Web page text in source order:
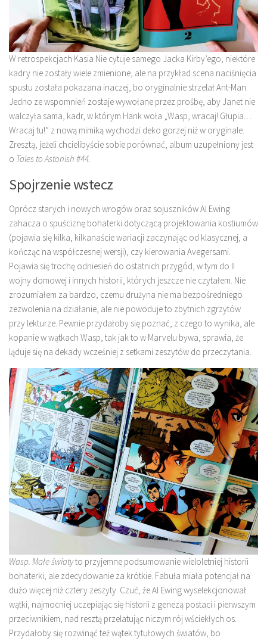
W retrospekcjach Kasia Nie cytuje samego Jacka Kirby’ego, niektóre
kadry nie zostały wiele zmienione, ale na przykład scena naciśnięcia
spustu została pokazana inaczej, bo oryginalnie strzelał Ant-Man.
Jedno ze wspomnień zostaje wywołane przez prośbę, aby Janet nie
walczyła sama, kadr, w którym Hank woła „Wasp, wracaj! Głupia…
Wracaj tu!” z nową mimiką wychodzi deko gorzej niż w oryginale.
Zresztą, jeżeli chcielibyście sobie porównać, album uzupełniony jest
o Tales to Astonish #44
Spojrzenie wstecz
Oprócz starych i nowych wrogów oraz sojuszników Al Ewing
zahacza o spuściznę bohaterki dotyczącą projektowania kostiumów
(pojawia się kilka, kilkanaście wariacji zaczynając od klasycznej, a
kończąc na współczesnej wersji), czy kierowania Avegersami.
Pojawia się trochę odniesień do ostatnich przygód, w tym do II
wojny domowej i innych historii, których jeszcze nie czytałem. Nie
zrozumiałem za bardzo, czemu drużyna nie ma bezpośredniego
zezwolenia na działanie, ale nie powoduje to zbytnich zgrzytów
przy lekturze. Pewnie przydałoby się poznać, z czego to wynika, ale
kopanie w wątkach Wasp, tak jak to w Marvelu bywa, sprawia, że
ląduje się na dekady wcześniej z setkami zeszytów do przeczytania.
Wasp. Małe światyto przyjemne podsumowanie wieloletniej historii
bohaterki, ale zdecydowanie za krótkie. Fabuła miała potencjał na
dużo więcej niż cztery zeszyty. Czuć, że Al Ewing wyselekcjonował
wątki, najmocniej uczepiając się historii z genezą postaci i pierwszym
przeciwnikiem, nad resztą przelatując niczym rój wściekłych os.
Przydałoby się rozwinąć też wątek tytułowych światów, bo